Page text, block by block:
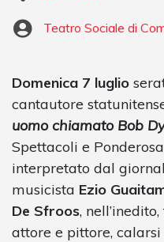
Teatro Sociale di
Domenica 7 luglio
cantautore
uomo chiamato Bob
Spettacoli e
interpretato dal
musicista Ezio
De Sfroos,
attore e pittore,